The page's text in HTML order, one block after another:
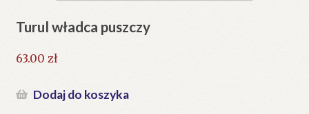
Turul władca puszczy
63.00 zł
Dodaj do koszyka